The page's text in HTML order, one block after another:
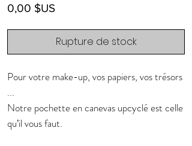
0,00 $USPrix
Rupture de stock
Pour votre make-up, vos papiers, vos trésors
...
Notre pochette en canevas upcyclé est celle
qu’il vous faut.